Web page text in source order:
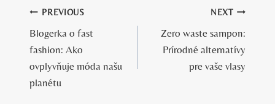
Navigácia
v
článku
PREVIOUS
Blogerka o fast
fashion: Ako
ovplyvňuje móda našu
planétu
NEXT
Zero waste sampon:
Prírodné alternatívy
pre vaše vlasy